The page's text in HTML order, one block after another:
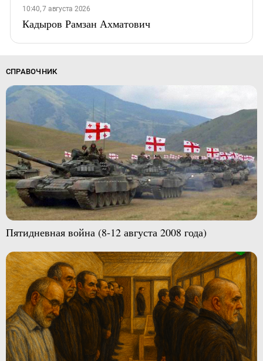
10:40, 7 августа 2026
Кадыров Рамзан Ахматович
СПРАВОЧНИК
Пятидневная война (8-12 августа 2008 года)